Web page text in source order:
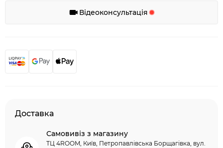
Відеоконсультація
Доставка
Самовивіз з магазину
ТЦ 4ROOM, Київ, Петропавлівська Борщагівка, вул.